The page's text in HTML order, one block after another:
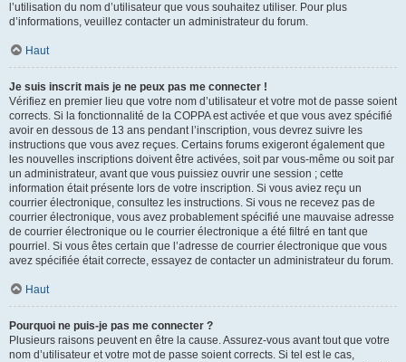
l’utilisation du nom d’utilisateur que vous souhaitez utiliser. Pour plus
d’informations, veuillez contacter un administrateur du forum.
Haut
Je suis inscrit mais je ne peux pas me connecter !
Vérifiez en premier lieu que votre nom d’utilisateur et votre mot de passe soient
corrects. Si la fonctionnalité de la COPPA est activée et que vous avez spécifié
avoir en dessous de 13 ans pendant l’inscription, vous devrez suivre les
instructions que vous avez reçues. Certains forums exigeront également que
les nouvelles inscriptions doivent être activées, soit par vous-même ou soit par
un administrateur, avant que vous puissiez ouvrir une session ; cette
information était présente lors de votre inscription. Si vous aviez reçu un
courrier électronique, consultez les instructions. Si vous ne recevez pas de
courrier électronique, vous avez probablement spécifié une mauvaise adresse
de courrier électronique ou le courrier électronique a été filtré en tant que
pourriel. Si vous êtes certain que l’adresse de courrier électronique que vous
avez spécifiée était correcte, essayez de contacter un administrateur du forum.
Haut
Pourquoi ne puis-je pas me connecter ?
Plusieurs raisons peuvent en être la cause. Assurez-vous avant tout que votre
nom d’utilisateur et votre mot de passe soient corrects. Si tel est le cas,